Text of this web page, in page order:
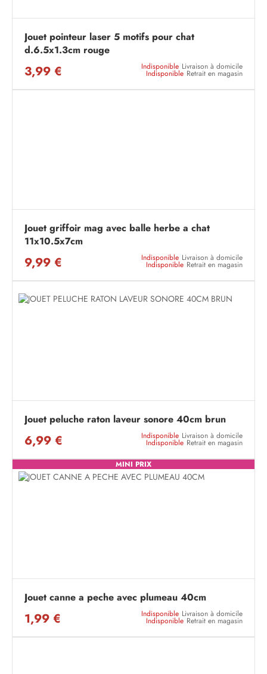
Jouet pointeur laser 5 motifs pour chat
d.6.5x1.3cm rouge
3,99 € Indisponible Livraison à domicile
Indisponible Retrait en magasin
Jouet griffoir mag avec balle herbe a chat
11x10.5x7cm
9,99 € Indisponible Livraison à domicile
Indisponible Retrait en magasin
Jouet peluche raton laveur sonore 40cm brun
6,99 € Indisponible Livraison à domicile
Indisponible Retrait en magasin
MINI PRIX
Jouet canne a peche avec plumeau 40cm
1,99 € Indisponible Livraison à domicile
Indisponible Retrait en magasin